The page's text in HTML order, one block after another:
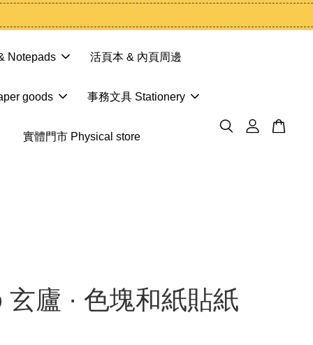
Notepads 活頁本 & 內頁周邊
goods 事務文具 Stationery
實體門市 Physical store
玄廬 · 色塊和紙貼紙